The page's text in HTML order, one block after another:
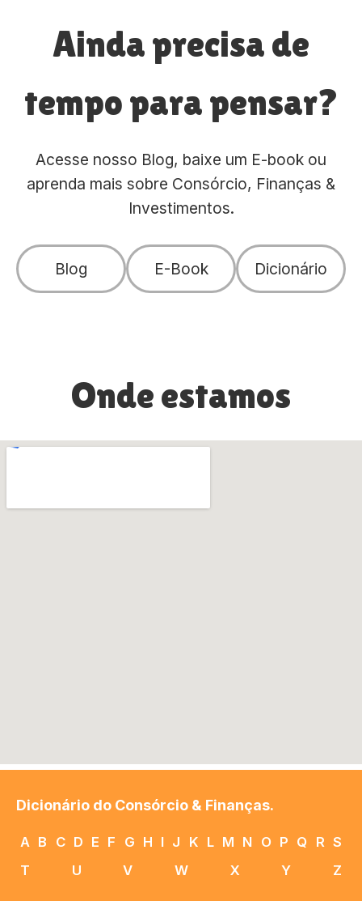
Ainda precisa de
tempo para pensar?
Acesse nosso Blog, baixe um E-book ou
aprenda mais sobre Consórcio, Finanças &
Investimentos.
Blog E-Book Dicionário
Onde estamos
Dicionário do Consórcio & Finanças.
A B C D E F G H I J K L M N O P Q R S
T
U V W X Y Z